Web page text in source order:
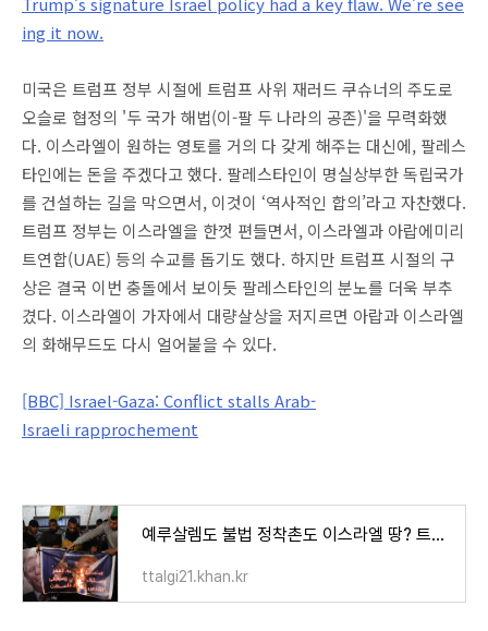
ing it now.
미국은 트럼프 정부 시절에 트럼프 사위 재러드 쿠슈너의 주도로
오슬로 협정의 '두 국가 해법(이-팔 두 나라의 공존)'을 무력화했
다. 이스라엘이 원하는 영토를 거의 다 갖게 해주는 대신에, 팔레스
타인에는 돈을 주겠다고 했다. 팔레스타인이 명실상부한 독립국가
를 건설하는 길을 막으면서, 이것이 ‘역사적인 합의’라고 자찬했다.
트럼프 정부는 이스라엘을 한껏 편들면서, 이스라엘과 아랍에미리
트연합(UAE) 등의 수교를 돕기도 했다. 하지만 트럼프 시절의 구
상은 결국 이번 충돌에서 보이듯 팔레스타인의 분노를 더욱 부추
겼다. 이스라엘이 가자에서 대량살상을 저지르면 아랍과 이스라엘
의 화해무드도 다시 얼어붙을 수 있다.
[BBC] Israel-Gaza: Conflict stalls Arab-
Israeli rapprochement
예루살렘도 불법 정착촌도 이스라엘 땅? 트럼프의 새 중동평화구상
ttalgi21.khan.kr